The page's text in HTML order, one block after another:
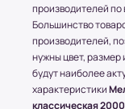
Стоимость
рублей в
конечного
* За расчетом
обращайтесь к
790 85-84
производителей
Большинство
производителей,
нужны цвет, размер
будут наиболее
характеристики
классическая